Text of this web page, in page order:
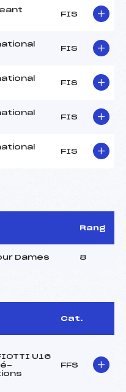
FIS
FIS
FIS
FIS
FIS
Rang
Dames 8
Cat.
U16
FFS